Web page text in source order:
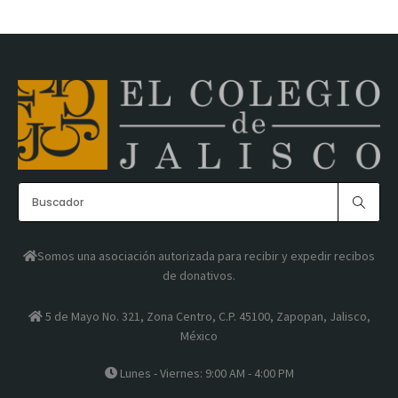
Somos una asociación autorizada para recibir y expedir recibos
de donativos.
5 de Mayo No. 321, Zona Centro, C.P. 45100, Zapopan, Jalisco,
México
Lunes - Viernes: 9:00 AM - 4:00 PM